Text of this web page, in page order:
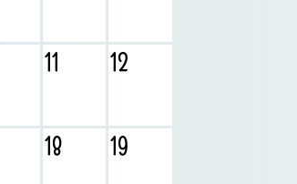
11 12
18 19